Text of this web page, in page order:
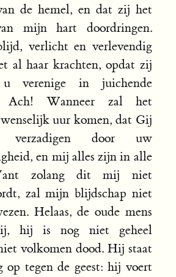
de hemel, en dat zij het
mijn hart doordringen.
verlicht en verlevendig
al haar krachten, opdat zij
verenige in juichende
Ach! Wanneer zal het
uur komen, dat Gij
door uw
en mij alles zijn in alle
zolang dit mij niet
zal mijn blijdschap niet
Helaas, de oude mens
hij is nog niet geheel
volkomen dood. Hij staat
op tegen de geest: hij voert